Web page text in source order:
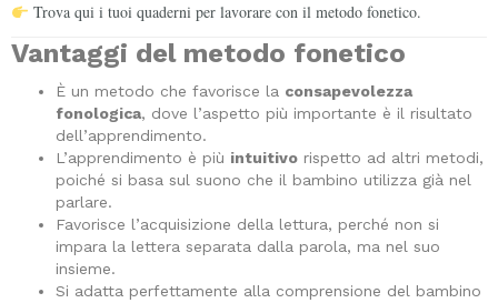
Trova qui i tuoi quaderni per lavorare con il metodo fonetico.
Vantaggi del metodo fonetico
È un metodo che favorisce la consapevolezza
fonologica, dove l’aspetto più importante è il risultato
dell’apprendimento.
L’apprendimento è più intuitivo rispetto ad altri metodi,
poiché si basa sul suono che il bambino utilizza già nel
parlare.
Favorisce l’acquisizione della lettura, perché non si
impara la lettera separata dalla parola, ma nel suo
insieme.
Si adatta perfettamente alla comprensione del bambino